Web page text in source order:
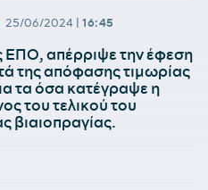
25/06/2024 | 16:45
ΕΠΟ, απέρριψε την έφεση
της απόφασης τιμωρίας
τα όσα κατέγραψε η
του τελικού του
βιαιοπραγίας.